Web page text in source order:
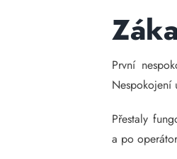
První
Nespokojení
Přestaly
a po